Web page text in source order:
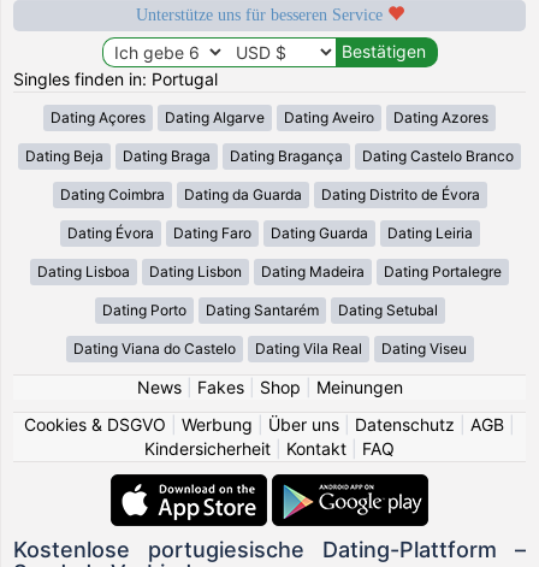
Unterstütze uns für besseren Service
Singles finden in: Portugal
Dating Açores Dating Algarve Dating Aveiro Dating Azores
Dating Beja Dating Braga Dating Bragança Dating Castelo Branco
Dating Coimbra Dating da Guarda Dating Distrito de Évora
Dating Évora Dating Faro Dating Guarda Dating Leiria
Dating Lisboa Dating Lisbon Dating Madeira Dating Portalegre
Dating Porto Dating Santarém Dating Setubal
Dating Viana do Castelo Dating Vila Real Dating Viseu
News| Fakes| Shop
Meinungen
Cookies & DSGVO
Werbung Über uns Datenschutz AGB
Kindersicherheit
Kontakt FAQ
Kostenlose portugiesische Dating-Plattform –